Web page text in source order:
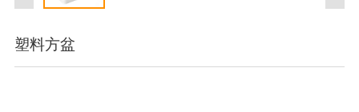
塑料方盆